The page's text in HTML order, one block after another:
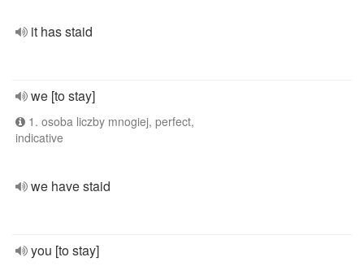
it has staid
we [to stay]
1. osoba liczby mnogiej, perfect,
indicative
we have staid
you [to stay]